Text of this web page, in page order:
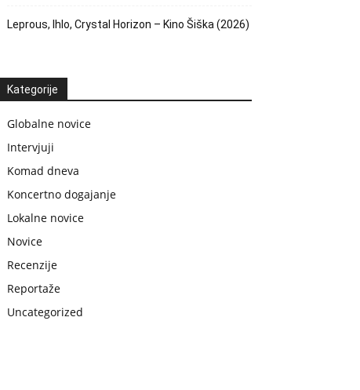
Leprous, Ihlo, Crystal Horizon – Kino Šiška (2026)
Kategorije
Globalne novice
Intervjuji
Komad dneva
Koncertno dogajanje
Lokalne novice
Novice
Recenzije
Reportaže
Uncategorized